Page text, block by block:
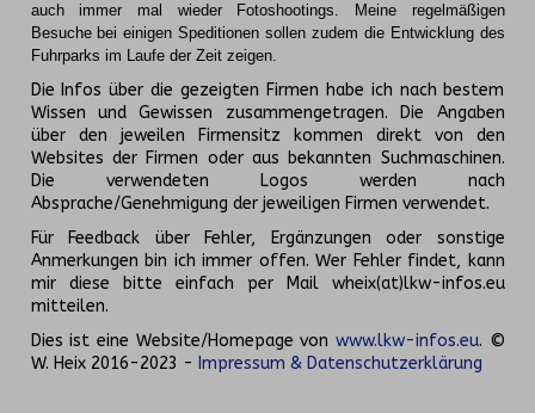
auch immer mal wieder Fotoshootings.
Meine regelmäßigen
Besuche bei einigen Speditionen sollen zudem die Entwicklung des
Fuhrparks im Laufe der Zeit zeigen.
Die Infos über die gezeigten Firmen habe ich nach bestem
Wissen und Gewissen zusammengetragen. Die Angaben
über den jeweilen Firmensitz kommen direkt von den
Websites der Firmen oder aus bekannten Suchmaschinen.
Die verwendeten Logos werden nach
Absprache/Genehmigung der jeweiligen Firmen verwendet.
Für Feedback über Fehler, Ergänzungen oder sonstige
Anmerkungen bin ich immer offen. Wer Fehler findet, kann
mir diese bitte einfach per Mail wheix(at)lkw-infos.eu
mitteilen.
Dies ist eine Website/Homepage von www.lkw-infos.eu. ©
W. Heix 2016-2023 - Impressum & Datenschutzerklärung